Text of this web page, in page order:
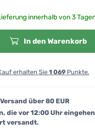
innerhalb von 3
In den Warenkorb
erhalten Sie 1 069Punkte.
über 80 EUR
die vor 12:00 Uhr
versandt.